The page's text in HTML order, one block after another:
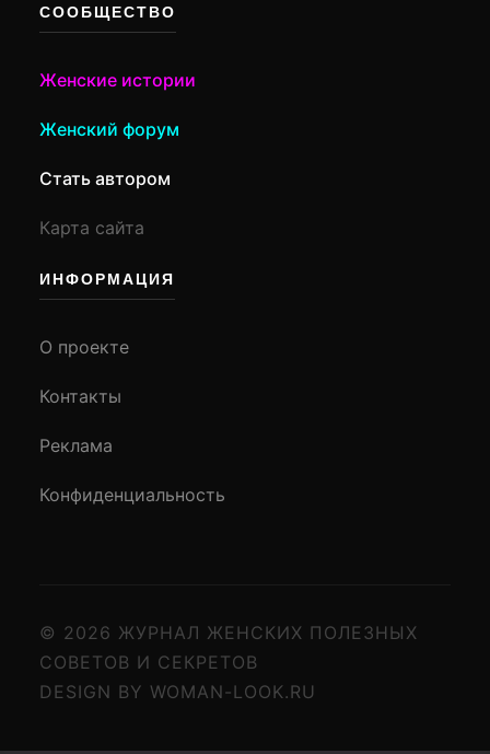
СООБЩЕСТВО
Женские истории
Женский форум
Стать автором
Карта сайта
ИНФОРМАЦИЯ
О проекте
Контакты
Реклама
Конфиденциальность
© 2026 ЖУРНАЛ ЖЕНСКИХ ПОЛЕЗНЫХ
СОВЕТОВ И СЕКРЕТОВ
DESIGN BY WOMAN-LOOK.RU